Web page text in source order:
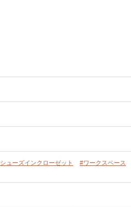
ューズインクローゼット #ワークスペース